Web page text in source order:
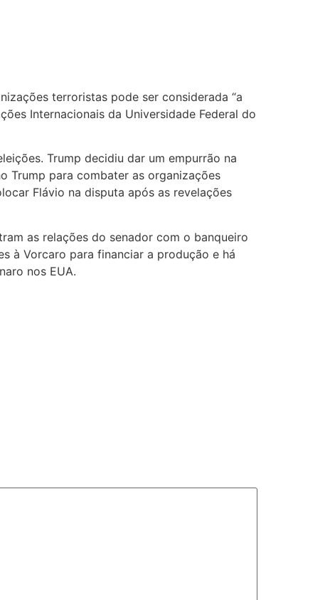
terroristas pode ser considerada “a
Internacionais da Universidade Federal do
Trump decidiu dar um empurrão na
Trump para combater as organizações
Flávio na disputa após as revelações
as relações do senador com o banqueiro
à Vorcaro para financiar a produção e há
nos EUA.